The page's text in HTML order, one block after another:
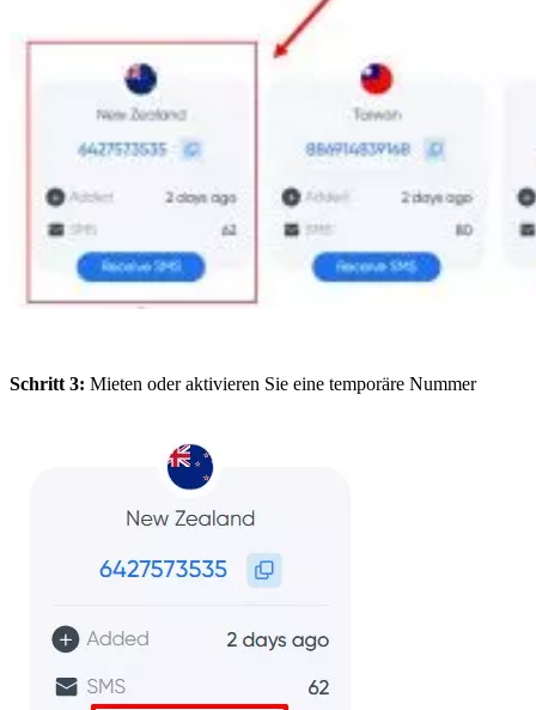
Schritt 3: Mieten oder aktivieren Sie eine temporäre Nummer